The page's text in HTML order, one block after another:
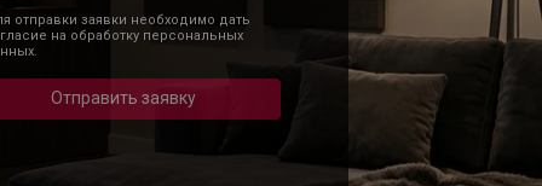
отправки заявки необходимо дать
на обработку персональных
Отправить заявку